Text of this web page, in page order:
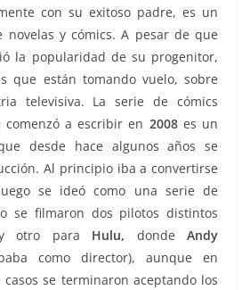
con su exitoso padre, es un
novelas y cómics. A pesar de que
la popularidad de su progenitor,
que están tomando vuelo, sobre
televisiva. La serie de cómics
comenzó a escribir en 2008es un
desde hace algunos años se
Al principio iba a convertirse
se ideó como una serie de
se filmaron dos pilotos distintos
otro para Hulu, donde Andy
como director), aunque en
se terminaron aceptando los